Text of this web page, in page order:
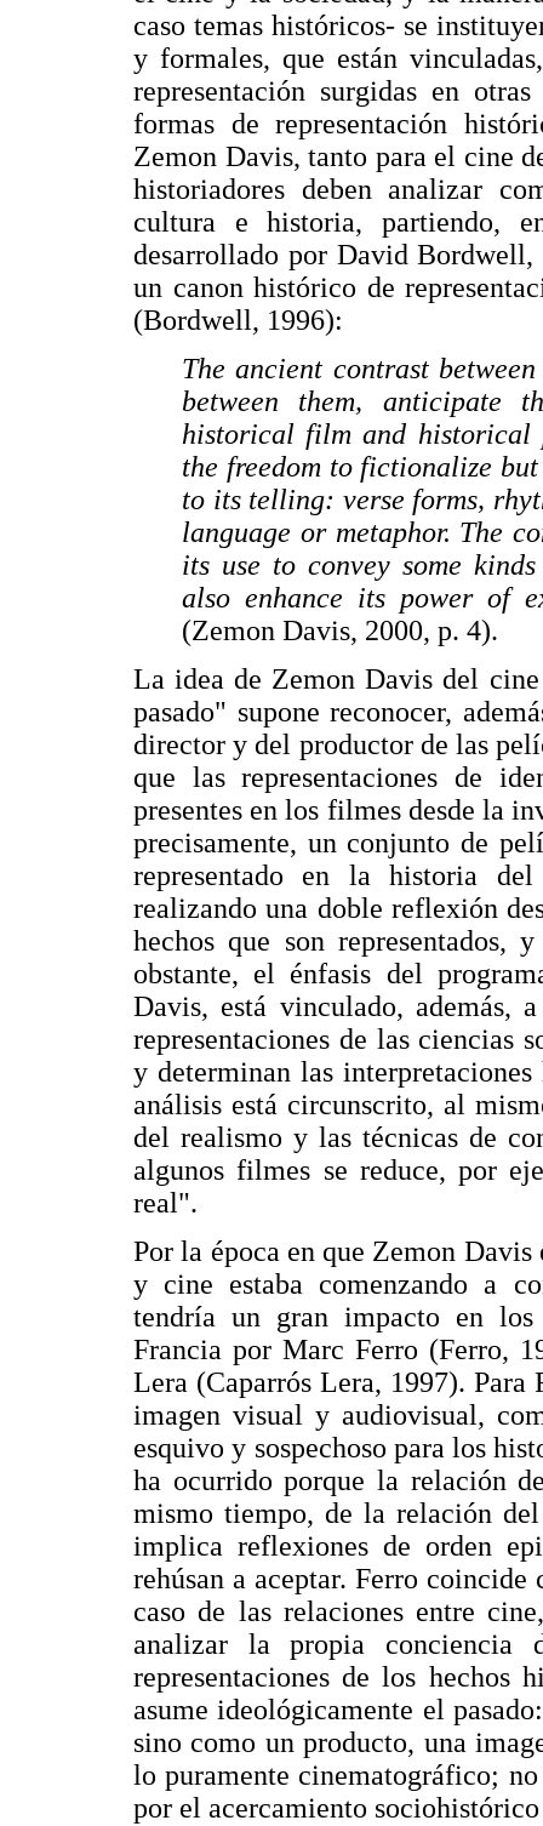
caso temas históricos- se
y formales, que están
representación surgidas en
formas de representación
Zemon Davis, tanto para el cine
historiadores deben analizar
cultura e historia, partiendo,
desarrollado por David
un canon histórico de
(Bordwell, 1996):
The ancient contrast
between them, anticipate
historical film and historical
the freedom to fictionalize
to its telling: verse forms,
language or metaphor. The
its use to convey some
also enhance its power of
(Zemon Davis, 2000, p. 4).
La idea de Zemon Davis del
pasado" supone reconocer,
director y del productor de las
que las representaciones de
presentes en los filmes desde la
precisamente, un conjunto de
representado en la historia
realizando una doble reflexión
hechos que son
obstante, el énfasis del
Davis, está vinculado, además,
representaciones de las ciencias
y determinan las
análisis está circunscrito, al
del realismo y las técnicas de
algunos filmes se reduce, por
real".
Por la época en que Zemon
y cine estaba comenzando a
tendría un gran impacto en
Francia por Marc Ferro (Ferro,
Lera (Caparrós Lera, 1997). Para
imagen visual y audiovisual,
esquivo y sospechoso para los
ha ocurrido porque la relación
mismo tiempo, de la relación
implica reflexiones de orden
rehúsan a aceptar. Ferro
caso de las relaciones entre
analizar la propia
representaciones de los hechos
asume ideológicamente el
sino como un producto, una
lo puramente cinematográfico;
por el acercamiento